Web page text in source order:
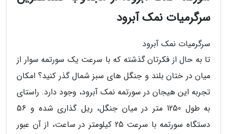
سرگرمیات نمک آبرود
سرگرمیات نمک آبرود
تا به حال از فکرتان گذشته که با سرعت یک سورتمه سوار از
میان در ختان بلند و جنگل های سبز شمال گذر کنید؟ امکان
تجربه این هیجان در سورتمه نمک آبرود، وجود دارد. راستای
به طول 1250 متر در میان جنگل، ریل گذاری شده و 56
دستگاه سورتمه با سرعت 25 کیلومتر در ساعت، از آن عبور